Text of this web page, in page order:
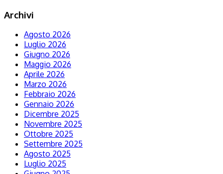
Archivi
Agosto 2026
Luglio 2026
Giugno 2026
Maggio 2026
Aprile 2026
Marzo 2026
Febbraio 2026
Gennaio 2026
Dicembre 2025
Novembre 2025
Ottobre 2025
Settembre 2025
Agosto 2025
Luglio 2025